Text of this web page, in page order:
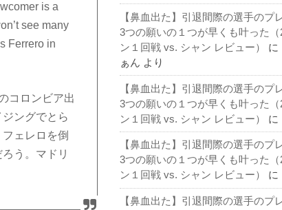
is a
see many
Ferrero in
コロンビア出
ングでとら
ェレロを倒
う。マドリ
【鼻血出た】引退間際の選手のプ
3つの願いの１つが早くも叶った（
ン１回戦 vs. シャン レビュー）
に
ぁん より
【鼻血出た】引退間際の選手のプ
3つの願いの１つが早くも叶った（
ン１回戦 vs. シャン レビュー）
に
【鼻血出た】引退間際の選手のプ
3つの願いの１つが早くも叶った（
ン１回戦 vs. シャン レビュー）
に
【鼻血出た】引退間際の選手のプ